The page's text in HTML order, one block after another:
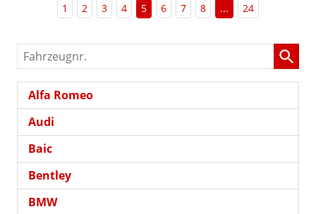
1 2 3 4 5 6 7 8 ... 24
Fahrzeugnr.
Alfa Romeo
Audi
Baic
Bentley
BMW